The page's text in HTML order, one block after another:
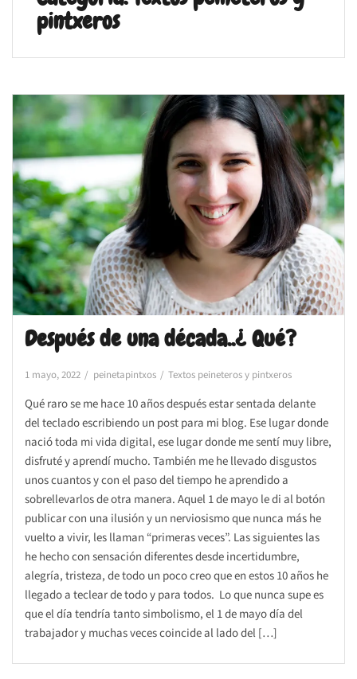
pintxeros
Después de una década..¿ Qué?
1 mayo, 2022 peinetapintxos Textos peineteros y pintxeros
Qué raro se me hace 10 años después estar sentada delante
del teclado escribiendo un post para mi blog. Ese lugar donde
nació toda mi vida digital, ese lugar donde me sentí muy libre,
disfruté y aprendí mucho. También me he llevado disgustos
unos cuantos y con el paso del tiempo he aprendido a
sobrellevarlos de otra manera. Aquel 1 de mayo le di al botón
publicar con una ilusión y un nerviosismo que nunca más he
vuelto a vivir, les llaman “primeras veces”. Las siguientes las
he hecho con sensación diferentes desde incertidumbre,
alegría, tristeza, de todo un poco creo que en estos 10 años he
llegado a teclear de todo y para todos. Lo que nunca supe es
que el día tendría tanto simbolismo, el 1 de mayo día del
trabajador y muchas veces coincide al lado del […]